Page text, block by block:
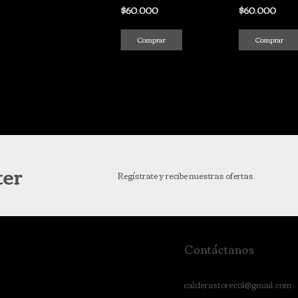
$60.000
Comprar
$60.000
Comprar
Regístrate y recibe nuestras ofertas.
Contáctanos
calderastorecol@gmail.com